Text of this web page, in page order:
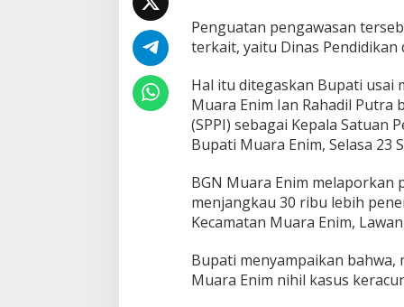
P
r
o
r
m
M
B
Penguatan pengawasan
terkait, yaitu Dinas Pendidikan
Hal itu ditegaskan Bupati usai
Muara Enim Ian Rahadil Putra
(SPPI) sebagai Kepala Satuan
Bupati Muara Enim, Selasa 23
BGN Muara Enim melaporkan
menjangkau 30 ribu lebih
Kecamatan Muara Enim,
Bupati menyampaikan bahwa,
Muara Enim nihil kasus